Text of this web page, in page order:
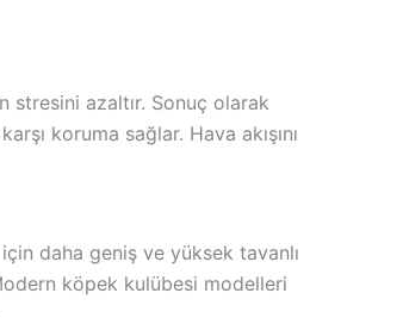
stresini azaltır. Sonuç olarak
koruma sağlar. Hava akışını
daha geniş ve yüksek tavanlı
köpek kulübesi modelleri